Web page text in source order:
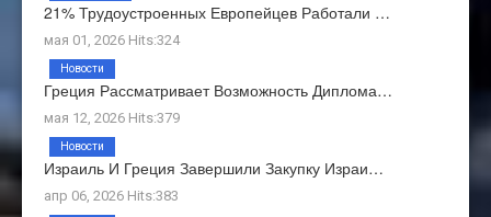
21% Трудоустроенных Европейцев Работали …
мая 01, 2026 Hits:324
Греция Рассматривает Возможность Диплома…
мая 12, 2026 Hits:379
Новости
Израиль И Греция Завершили Закупку Израи…
апр 06, 2026 Hits:383
Новости